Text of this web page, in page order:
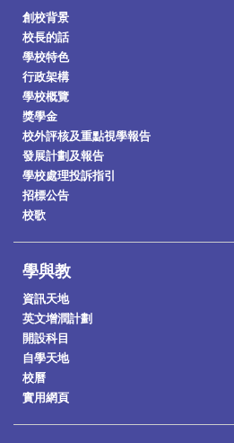
創校背景
校長的話
學校特色
行政架構
學校概覽
獎學金
校外評核及重點視學報告
發展計劃及報告
學校處理投訴指引
招標公告
校歌
學與教
資訊天地
英文增潤計劃
開設科目
自學天地
校曆
實用網頁